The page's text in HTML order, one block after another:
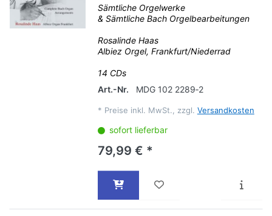
Sämtliche Orgelwerke
& Sämtliche Bach Orgelbearbeitungen
Rosalinde Haas
Albiez Orgel, Frankfurt/Niederrad
14 CDs
Art.-Nr.
MDG 102 2289‐2
* Preise inkl. MwSt., zzgl. Versandkosten
sofort lieferbar
79,99 € *